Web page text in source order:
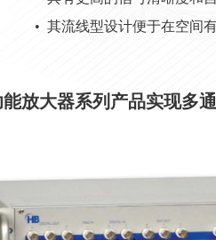
• 其流线型设计便于在空间
放大器系列产品实现多